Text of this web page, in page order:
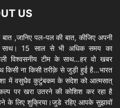
US
,जानिए पल-पल की बात, कीजिए अपनी
साथ। 15 साल से भी अधिक समय का
विश्वसनीय टीम के साथ…हर वो खबर
ना किसी तरीक़े से जुड़ी हुई है…भारत
में वसुधैव कुटुंबकम के संदेश को आत्मसात्
पर खरा उतरने की कोशिश कर रहा है
लिए शुक्रिया।जुडे रहिए आपके सुझावों